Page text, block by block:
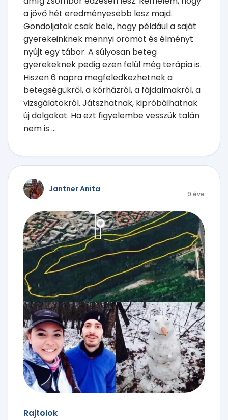
a jövő hét eredményesebb lesz majd.
Gondoljatok csak bele, hogy például a saját
gyerekeinknek mennyi örömöt és élményt
nyújt egy tábor. A súlyosan beteg
gyerekeknek pedig ezen felül még terápia is.
Hiszen 6 napra megfeledkezhetnek a
betegségükről, a kórházról, a fájdalmakról, a
vizsgálatokról. Játszhatnak, kipróbálhatnak
új dolgokat. Ha ezt figyelembe vesszük talán
nem is ...
Jantner Anita
9 éve
Rajtolok